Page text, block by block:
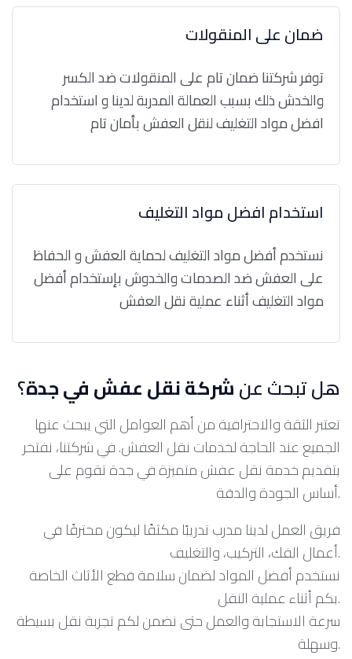
ضمان على المنقولات
توفر شركتنا ضمان تام على المنقولات ضد الكسر
والخدش ذلك بسبب العمالة المدربة لدينا و استخدام
افضل مواد التغليف لنقل العفش بأمان تام
استخدام افضل مواد التغليف
نستخدم أفضل مواد التغليف لحماية العفش و الحفاظ
على العفش ضد الصدمات والخدوش بإستخدام أفضل
مواد التغليف أثناء عملية نقل العفش
هل تبحث عنشركة نقل عفش في جدة؟
تعتبر الثقة والاحترافية من أهم العوامل التي يبحث عنها
الجميع عند الحاجة لخدمات نقل العفش. في شركتنا، نفتخر
بتقديم خدمة نقل عفش متميزة في جدة تقوم على
أساس الجودة والدقة.
أعمال الفك، التركيب، والتغليف.
نستخدم أفضل المواد لضمان سلامة قطع الأثاث الخاصة
بكم أثناء عملية النقل.
سرعة الاستجابة والعمل حتى نضمن لكم تجربة نقل بسيطة
وسهلة.